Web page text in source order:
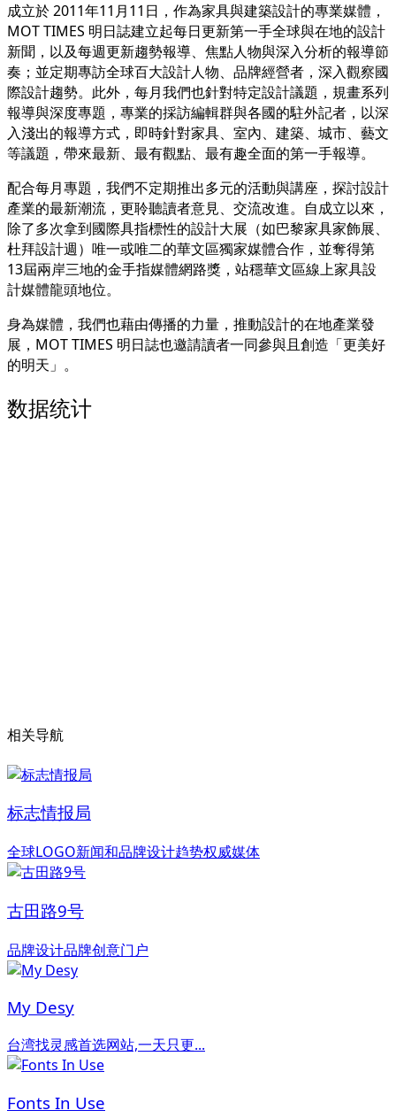
成立於 2011年11月11日，作為家具與建築設計的專業媒體，
MOT TIMES 明日誌建立起每日更新第一手全球與在地的設計
新聞，以及每週更新趨勢報導、焦點人物與深入分析的報導節
奏；並定期專訪全球百大設計人物、品牌經營者，深入觀察國
際設計趨勢。此外，每月我們也針對特定設計議題，規畫系列
報導與深度專題，專業的採訪編輯群與各國的駐外記者，以深
入淺出的報導方式，即時針對家具、室內、建築、城市、藝文
等議題，帶來最新、最有觀點、最有趣全面的第一手報導。
配合每月專題，我們不定期推出多元的活動與講座，探討設計
產業的最新潮流，更聆聽讀者意見、交流改進。自成立以來，
除了多次拿到國際具指標性的設計大展（如巴黎家具家飾展、
杜拜設計週）唯一或唯二的華文區獨家媒體合作，並奪得第
13屆兩岸三地的金手指媒體網路獎，站穩華文區線上家具設
計媒體龍頭地位。
身為媒體，我們也藉由傳播的力量，推動設計的在地產業發
展，MOT TIMES 明日誌也邀請讀者一同參與且創造「更美好
的明天」。
数据统计
相关导航
标志情报局
全球LOGO新闻和品牌设计趋势权威媒体
古田路9号
品牌设计品牌创意门户
My Desy
台湾找灵感首选网站,一天只更...
Fonts In Use